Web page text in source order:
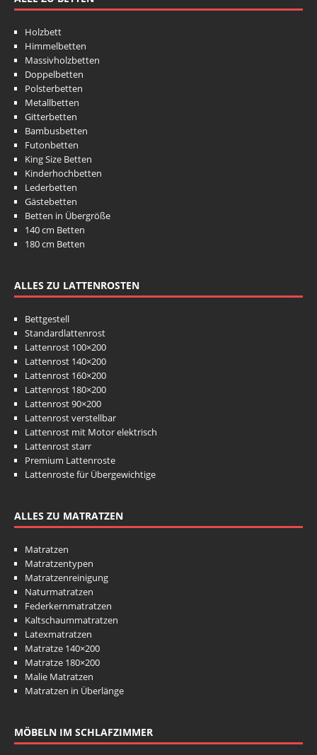
Holzbett
Himmelbetten
Massivholzbetten
Doppelbetten
Polsterbetten
Metallbetten
Gitterbetten
Bambusbetten
Futonbetten
King Size Betten
Kinderhochbetten
Lederbetten
Gästebetten
Betten in Übergröße
140 cm Betten
180 cm Betten
ALLES ZU LATTENROSTEN
Bettgestell
Standardlattenrost
Lattenrost 100×200
Lattenrost 140×200
Lattenrost 160×200
Lattenrost 180×200
Lattenrost 90×200
Lattenrost verstellbar
Lattenrost mit Motor elektrisch
Lattenrost starr
Premium Lattenroste
Lattenroste für Übergewichtige
ALLES ZU MATRATZEN
Matratzen
Matratzentypen
Matratzenreinigung
Naturmatratzen
Federkernmatratzen
Kaltschaummatratzen
Latexmatratzen
Matratze 140×200
Matratze 180×200
Malie Matratzen
Matratzen in Überlänge
MÖBELN IM SCHLAFZIMMER